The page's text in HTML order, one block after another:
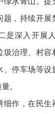
题，持续开
是深入开展
圾治理、村
、停车场等
。
作，在民生